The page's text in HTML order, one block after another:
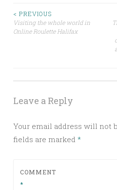
Post
navigation
< PREVIOUS
Visiting the whole world in
Online Roulette Halifax
Leave a Reply
Your email address will not
fields are marked *
COMMENT
*